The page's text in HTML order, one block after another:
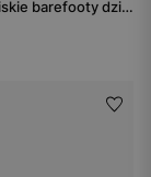
Granatowe niskie barefooty dziewczęce z aplikacją w serduszka BARTEK 86323-76